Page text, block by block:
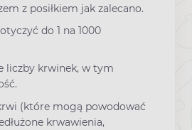
z posiłkiem jak zalecano.
do 1 na 1000
liczby krwinek, w tym
(które mogą powodować
krwawienia,